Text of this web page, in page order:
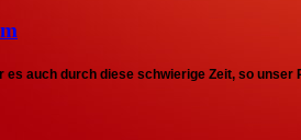
auch durch diese schwierige Zeit, so